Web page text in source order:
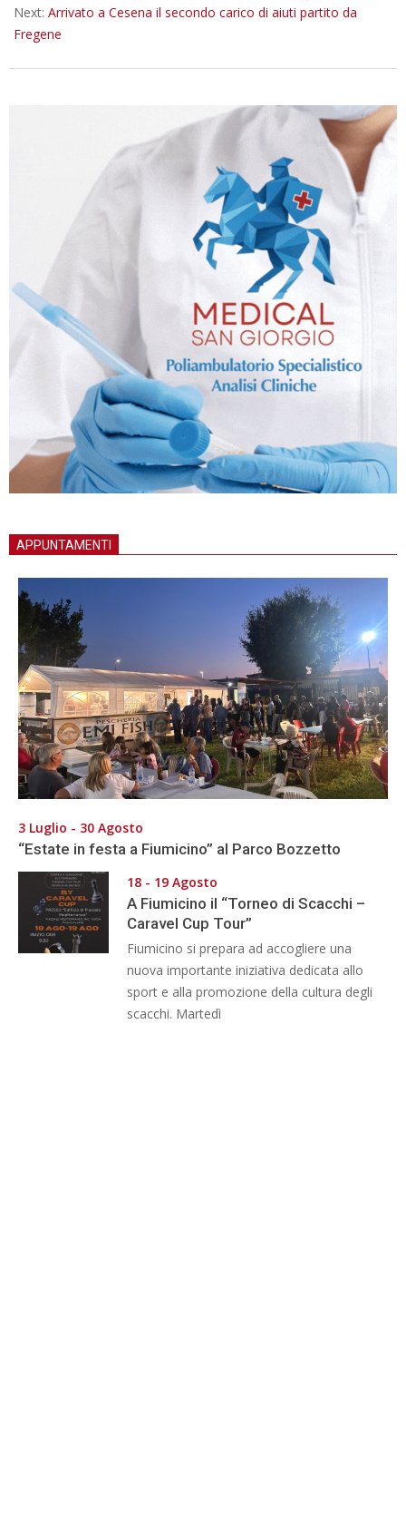
Next: Arrivato a Cesena il secondo carico di aiuti partito da
Fregene
APPUNTAMENTI
3 Luglio - 30 Agosto
“Estate in festa a Fiumicino” al Parco Bozzetto
18 - 19 Agosto
A Fiumicino il “Torneo di Scacchi –
Caravel Cup Tour”
Fiumicino si prepara ad accogliere una
nuova importante iniziativa dedicata allo
sport e alla promozione della cultura degli
scacchi. Martedì